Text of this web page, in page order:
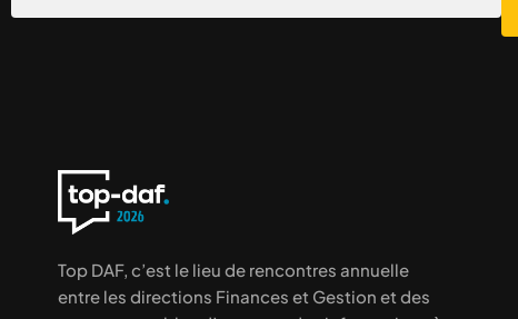
Top DAF, c’est le lieu de rencontres annuelle
entre les directions Finances et Gestion et des